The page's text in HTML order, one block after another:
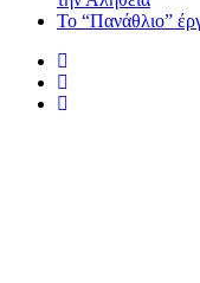
Το “Πανάθλιο”